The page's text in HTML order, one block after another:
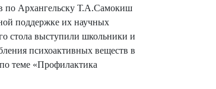
по Архангельску Т.А.Самокиш
поддержке их научных
стола выступили школьники и
психоактивных веществ в
теме «Профилактика